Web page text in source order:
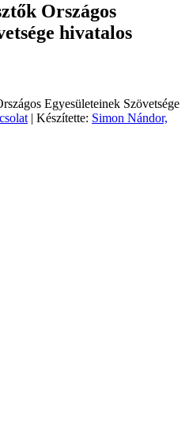
Országos
hivatalos
Egyesületeinek Szövetsége
| Készítette: Simon Nándor,